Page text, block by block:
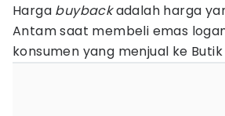
Harga buybackadalah harga
Antam saat membeli emas
konsumen yang menjual ke